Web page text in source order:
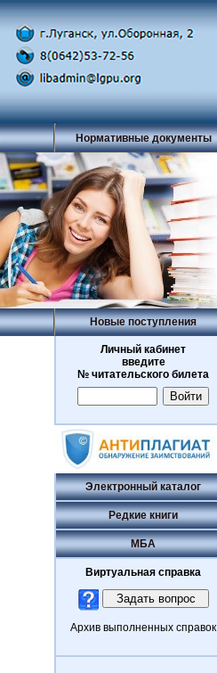
Нормативные документы
Новые поступления
Личный кабинет
введите
№ читательского билета
Электронный каталог
Редкие книги
МБА
Виртуальная справка
Архив выполненных справок